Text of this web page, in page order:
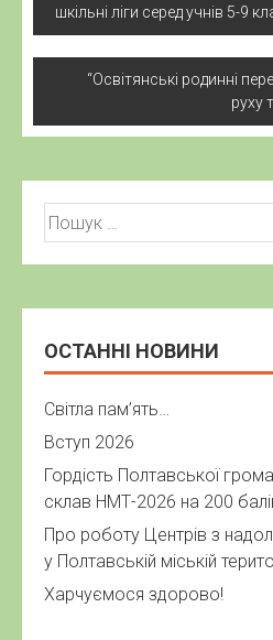
шкільні ліги серед учнів 5-9
“Освітянські родинні
руху
Пошук:
ОСТАННІ НОВИНИ
Світла пам’ять…
Вступ 2026
Гордість Полтавської
склав НМТ-2026 на 200
Про роботу Центрів з
у Полтавській міській
Харчуємося здорово!